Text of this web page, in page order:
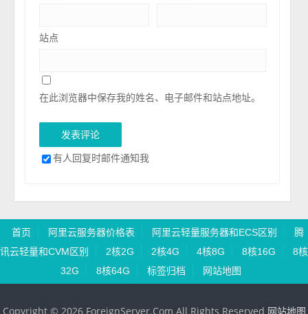
站点
在此浏览器中保存我的姓名、电子邮件和站点地址。
有人回复时邮件通知我
首页 阿里云服务器价格表 阿里云轻量服务器和ECS区别
腾
讯云轻量和CVM区别
2核2G 2核4G 4核8G 8核16G
8核
32G
8核64G 标签归档 网站地图
Copyright © 2026 ForeignServer.Com All Rights Reserved 网站地图